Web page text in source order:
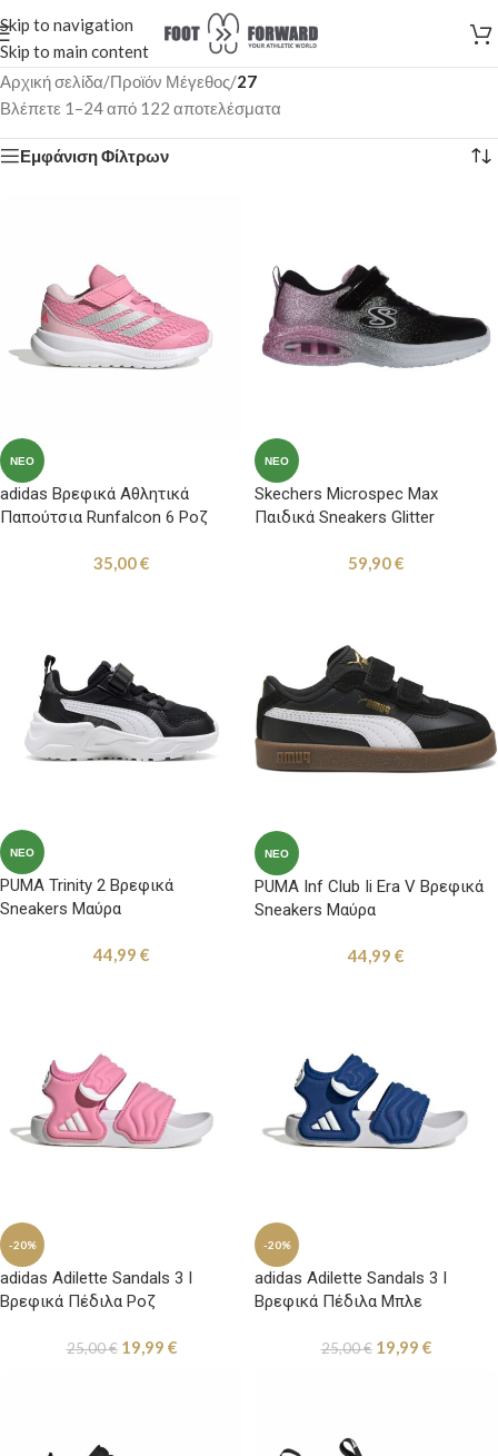
Skip to navigation
Skip to main content
Αρχική σελίδα/Προϊόν Μέγεθος/27
Βλέπετε 1–24 από 122 αποτελέσματα
Εμφάνιση Φίλτρων
ΝΈΟ
adidas Βρεφικά Αθλητικά
Παπούτσια Runfalcon 6 Ροζ
35,00€
ΝΈΟ
Skechers Microspec Max
Παιδικά Sneakers Glitter
59,90€
ΝΈΟ
PUMA Trinity 2 Βρεφικά
Sneakers Μαύρα
44,99 €
ΝΈΟ
PUMA Inf Club Ii Era V Βρεφικά
Sneakers Μαύρα
44,99 €
-20%
adidas Adilette Sandals 3 I
Βρεφικά Πέδιλα Ροζ
25,00€ 19,99 €
-20%
adidas Adilette Sandals 3 I
Βρεφικά Πέδιλα Μπλε
25,00€ 19,99 €